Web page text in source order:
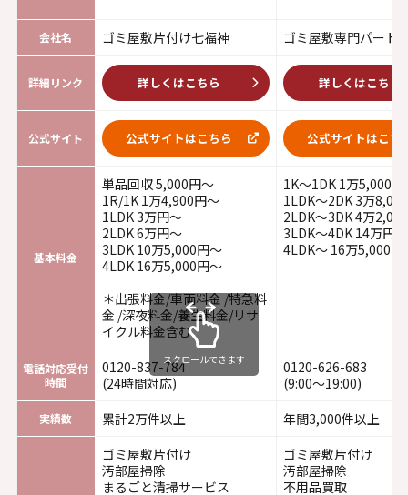
会社名 ゴミ屋敷片付け七福神 ゴミ屋敷専門パート
詳細リンク 詳しくはこちら 詳しくはこちら
公式サイト 公式サイトはこちら 公式サイトはこち
基本料金
単品回収 5,000円～
1R/1K 1万4,900円～
1LDK 3万円～
2LDK 6万円～
3LDK 10万5,000円～
4LDK 16万5,000円～
＊出張料金/車両料金 /特急料
金 /深夜料金/養生料金/リサ
イクル料金含む
1K～1DK 1万5,000円
1LDK～2DK 3万
2LDK～3DK 4万
3LDK～4DK 14万円～
4LDK～ 16万5,000円
電話対応受付
時間
0120-837-784
(24時間対応)
0120-626-683
(9:00～19:00)
実績数 累計2万件以上 年間3,000件以上
ゴミ屋敷片付け
汚部屋掃除
まるごと清掃サービス
ゴミ屋敷片付け
汚部屋掃除
不用品買取
スクロールできます